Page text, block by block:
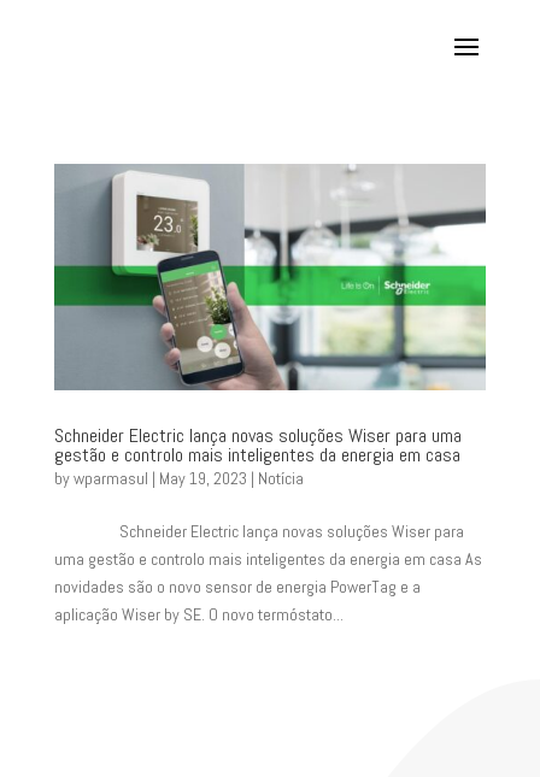
Schneider Electric lança novas soluções Wiser para uma
gestão e controlo mais inteligentes da energia em casa
bywparmasul | May 19, 2023 | Notícia
Schneider Electric lança novas soluções Wiser para
uma gestão e controlo mais inteligentes da energia em casa As
novidades são o novo sensor de energia PowerTag e a
aplicação Wiser by SE. O novo termóstato...